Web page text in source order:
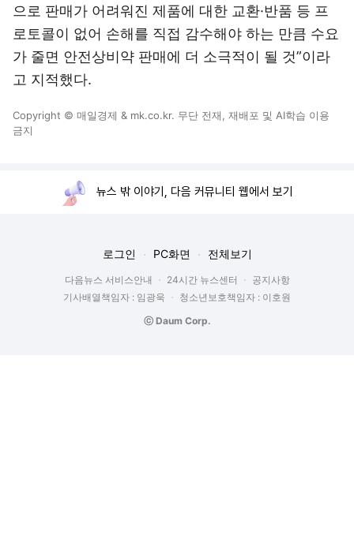
으로 판매가 어려워진 제품에 대한 교환·반품 등 프
로토콜이 없어 손해를 직접 감수해야 하는 만큼 수요
가 줄면 안전상비약 판매에 더 소극적이 될 것”이라
고 지적했다.
Copyright © 매일경제 & mk.co.kr. 무단 전재, 재배포 및 AI학습 이용
금지
뉴스 밖 이야기, 다음 커뮤니티 웹에서 보기
로그인 PC화면 전체보기
다음뉴스 서비스안내 24시간 뉴스센터
공지사항
기사배열책임자 : 임광욱
청소년보호책임자 : 이호원
ⓒ Daum Corp.